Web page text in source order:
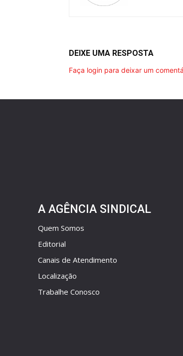
DEIXE UMA RESPOSTA
Faça login para deixar um
A AGÊNCIA SINDICAL
Quem Somos
Editorial
Canais de Atendimento
Localização
Trabalhe Conosco